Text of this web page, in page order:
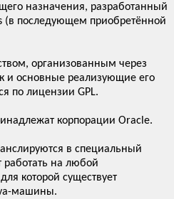
назначения, разработанный
(в последующем приобретённой
организованным через
и основные реализующие его
по лицензии GPL.
корпорации Oracle.
в специальный
работать на любой
которой существует
машины.